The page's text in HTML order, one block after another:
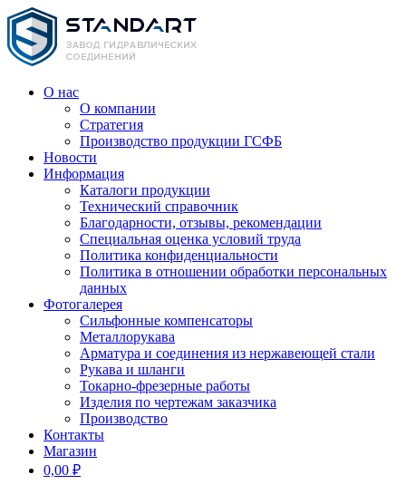
О нас
О компании
Стратегия
Производство продукции ГСФБ
Новости
Информация
Каталоги продукции
Технический справочник
Благодарности, отзывы, рекомендации
Специальная оценка условий труда
Политика конфиденциальности
Политика в отношении обработки персональных
данных
Фотогалерея
Сильфонные компенсаторы
Металлорукава
Арматура и соединения из нержавеющей стали
Рукава и шланги
Токарно-фрезерные работы
Изделия по чертежам заказчика
Производство
Контакты
Магазин
0,00 ₽